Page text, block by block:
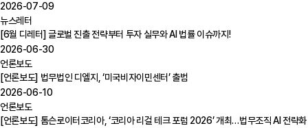
2026-07-09
뉴스레터
[6월 디레터] 글로벌 진출 전략부터 투자 실무와 AI 법률 이슈까지!
2026-06-30
언론보도
[언론보도] 법무법인 디엘지, ‘미국비자이민센터’ 출범
2026-06-10
언론보도
[언론보도] 톰슨로이터코리아, ‘코리아 리걸 테크 포럼 2026’ 개최…법무조직 AI 전략화